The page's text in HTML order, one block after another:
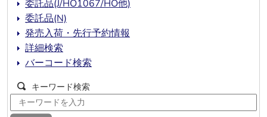
委託品(J/HO1067/HO他)
委託品(N)
発売入荷・先行予約情報
詳細検索
バーコード検索
キーワード検索